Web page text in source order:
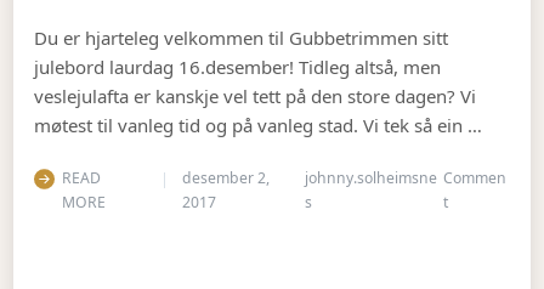
Du er hjarteleg velkommen til Gubbetrimmen sitt
julebord laurdag 16.desember! Tidleg altså, men
veslejulafta er kanskje vel tett på den store dagen? Vi
møtest til vanleg tid og på vanleg stad. Vi tek så ein …
READ
MORE
desember 2,
2017
johnny.solheimsne
s
Commen
ton Julebord